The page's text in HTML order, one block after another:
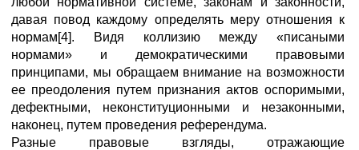
давая повод каждому определять меру отношения к
нормам[4]. Видя коллизию между «писаными
нормами» и демократическими правовыми
принципами, мы обращаем внимание на возможности
ее преодоления путем признания актов оспоримыми,
дефектными, неконституционными и незаконными,
наконец, путем проведения референдума.
Разные правовые взгляды, отражающие